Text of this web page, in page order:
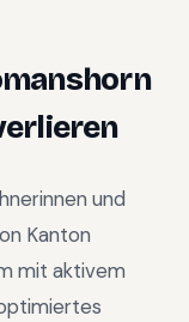
und
Kanton
mit aktivem